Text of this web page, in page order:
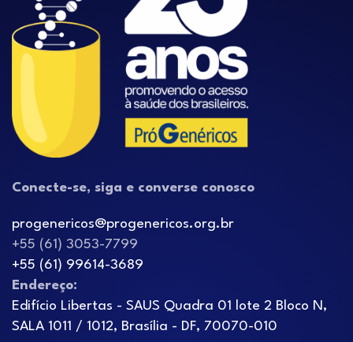
Conecte-se, siga e converse conosco
progenericos@progenericos.org.br
+55 (61) 3053-7799
+55 (61) 99614-3689
Endereço:
Edifício Libertas - SAUS Quadra 01 lote 2 Bloco N,
SALA 1011 / 1012, Brasília - DF, 70070-010